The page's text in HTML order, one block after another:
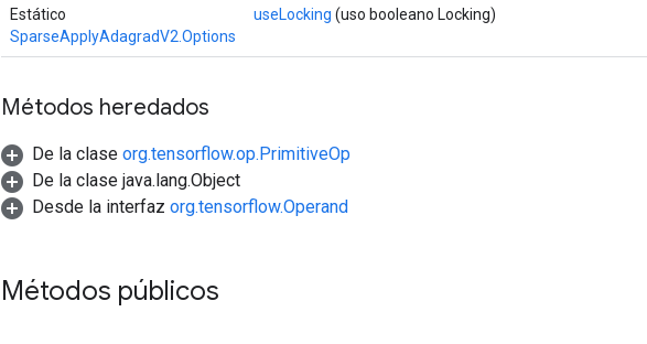
Estático
SparseApplyAdagradV2.Options
useLocking (uso booleano Locking)
Métodos heredados
De la clase org.tensorflow.op.PrimitiveOp
De la clase java.lang.Object
Desde la interfaz org.tensorflow.Operand
Métodos públicos